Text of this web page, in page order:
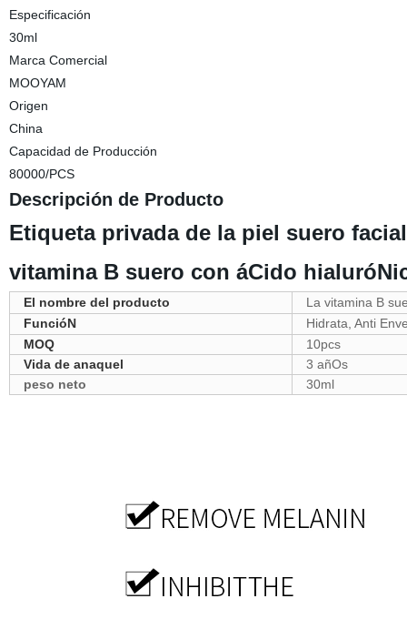
Especificación
30ml
Marca Comercial
MOOYAM
Origen
China
Capacidad de Producción
80000/PCS
Descripción de Producto
Etiqueta privada de la piel suero
vitamina B suero con áCido
El nombre del producto
La vitamina B
FuncióN
Hidrata, Anti
MOQ
10pcs
Vida de anaquel
3 añOs
peso neto
30ml